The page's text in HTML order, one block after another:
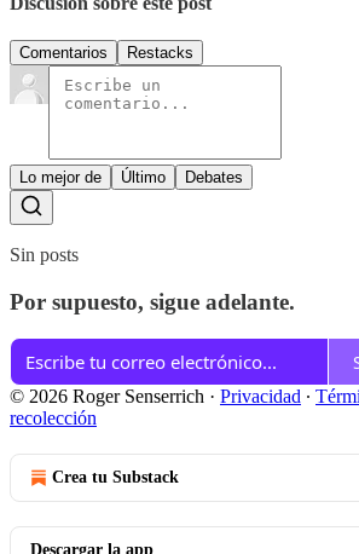
Comentarios Restacks
Lo mejor de Último Debates
Sin posts
Por supuesto, sigue adelante.
© 2026 Roger Senserrich · Privacidad ∙
recolección
Crea tu Substack
Descargar la app